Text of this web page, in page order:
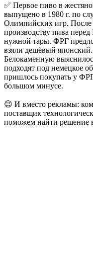
✅ Первое пиво в
выпущено в 1980 г. по
Олимпийских игр. После
производству пива
нужной тары. ФРГ
взяли дешёвый
Белокаменную
подходят под немецкое
пришлось покупать у
большом минусе.
😉 И вместо рекламы:
поставщик
поможем найти решение